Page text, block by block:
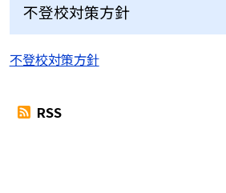
不登校対策方針
不登校対策方針
RSS